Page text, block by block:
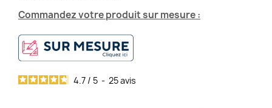
Commandez votre produit sur mesure :
4.7 / 5 - 25avis